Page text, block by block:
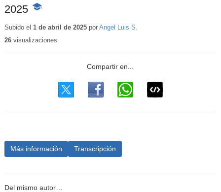
2025 -
educativo
Subido el 1 de abril de 2025por Angel Luis S.
26visualizaciones
Más información Transcripción
Del mismo autor…